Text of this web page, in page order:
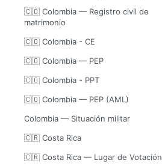
🇨🇴 Colombia — Registro civil de
matrimonio
🇨🇴 Colombia - CE
🇨🇴 Colombia — PEP
🇨🇴 Colombia - PPT
🇨🇴 Colombia — PEP (AML)
Colombia — Situación militar
🇨🇷 Costa Rica
🇨🇷 Costa Rica — Lugar de Votación